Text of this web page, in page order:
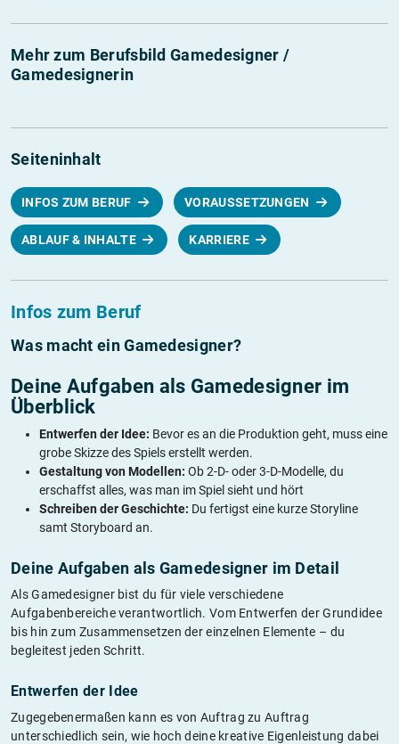
Mehr zum Berufsbild Gamedesigner /
Gamedesignerin
Seiteninhalt
INFOS ZUM BERUF VORAUSSETZUNGEN
ABLAUF & INHALTE KARRIERE
Infos zum Beruf
Was macht ein Gamedesigner?
Deine Aufgaben als Gamedesigner im
Überblick
Entwerfen der Idee: Bevor es an die Produktion geht, muss eine
grobe Skizze des Spiels erstellt werden.
Gestaltung von Modellen: Ob 2-D- oder 3-D-Modelle, du
erschaffst alles, was man im Spiel sieht und hört
Schreiben der Geschichte: Du fertigst eine kurze Storyline
samt Storyboard an.
Deine Aufgaben als Gamedesigner im Detail
Als Gamedesigner bist du für viele verschiedene
Aufgabenbereiche verantwortlich. Vom Entwerfen der Grundidee
bis hin zum Zusammensetzen der einzelnen Elemente – du
begleitest jeden Schritt.
Entwerfen der Idee
Zugegebenermaßen kann es von Auftrag zu Auftrag
unterschiedlich sein, wie hoch deine kreative Eigenleistung dabei